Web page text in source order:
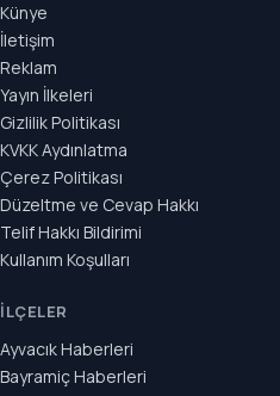
Künye
İletişim
Reklam
Yayın İlkeleri
Gizlilik Politikası
KVKK Aydınlatma
Çerez Politikası
Düzeltme ve Cevap Hakkı
Telif Hakkı Bildirimi
Kullanım Koşulları
İLÇELER
Ayvacık Haberleri
Bayramiç Haberleri